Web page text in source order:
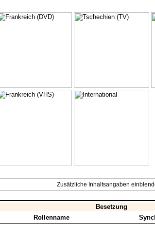
Zusätzliche Inhaltsangaben
Besetzung
Rollenname